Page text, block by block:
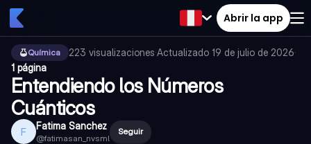
Abrir la app
Química 223 visualizaciones·Actualizado 19 de julio de 2026·
1 página
Entendiendo los Números
Cuánticos
F Fatima Sanchez
@fatimasan_nvsml
Seguir